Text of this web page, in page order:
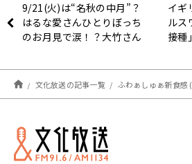
9/21(火)は“名秋の中月”？
はるな愛さんひとりぼっち
のお月見で涙！？大竹さん
満！？
イギ
ルス
接種
文化放送の記事一覧 ふわぁしゅぁ新食感 (^^)人気沸騰の台湾カステラ専